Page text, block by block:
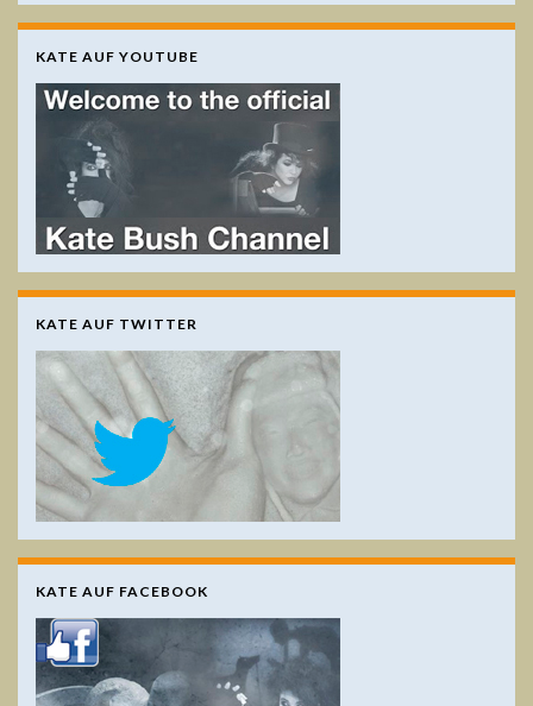
KATE AUF YOUTUBE
KATE AUF TWITTER
KATE AUF FACEBOOK